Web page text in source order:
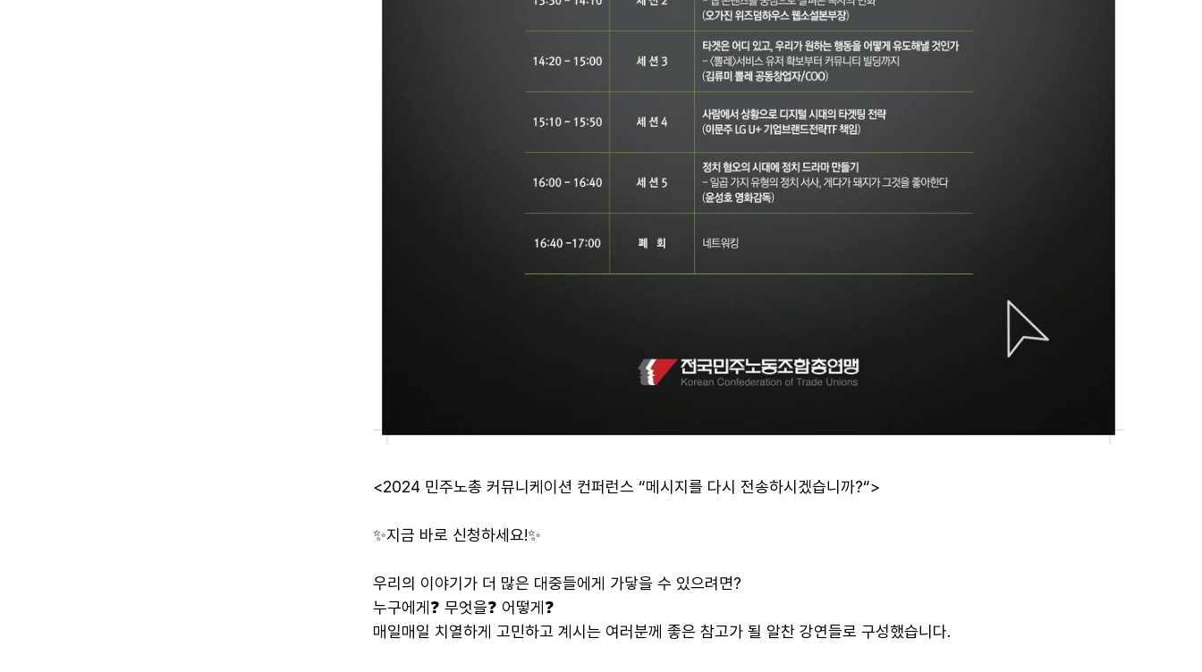
<2024 민주노총 커뮤니케이션 컨퍼런스 “메시지를 다시 전송하시겠습니까?“>
✨지금 바로 신청하세요!✨
우리의 이야기가 더 많은 대중들에게 가닿을 수 있으려면?
누구에게❓ 무엇을❓ 어떻게❓
매일매일 치열하게 고민하고 계시는 여러분께 좋은 참고가 될 알찬 강연들로 구성했습니다.